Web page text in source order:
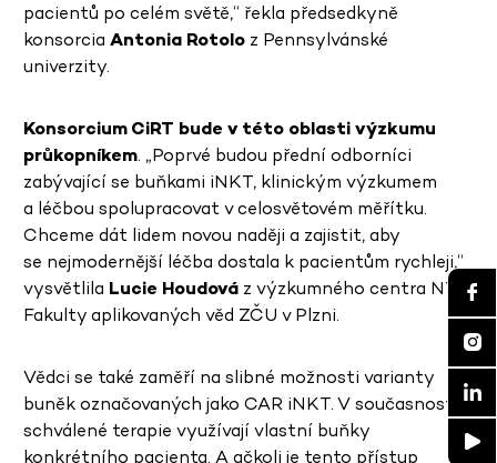
pacientů po celém světě,“ řekla předsedkyně
konsorcia Antonia Rotolo z Pennsylvánské
univerzity.
Konsorcium CiRT bude v této oblasti výzkumu
průkopníkem. „Poprvé budou přední odborníci
zabývající se buňkami iNKT, klinickým výzkumem
a léčbou spolupracovat v celosvětovém měřítku.
Chceme dát lidem novou naději a zajistit, aby
se nejmodernější léčba dostala k pacientům rychleji,“
vysvětlila Lucie Houdová z výzkumného centra NTIS
Fakulty aplikovaných věd ZČU v Plzni.
Vědci se také zaměří na slibné možnosti varianty
buněk označovaných jako CAR iNKT. V současnosti
schválené terapie využívají vlastní buňky
konkrétního pacienta. A ačkoli je tento přístup